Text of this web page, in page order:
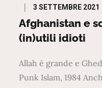
Posted
on
3 SETTEMBRE 2021
Afghanistan e
(in)utili idioti
Allah è grande e
Punk Islam, 1984